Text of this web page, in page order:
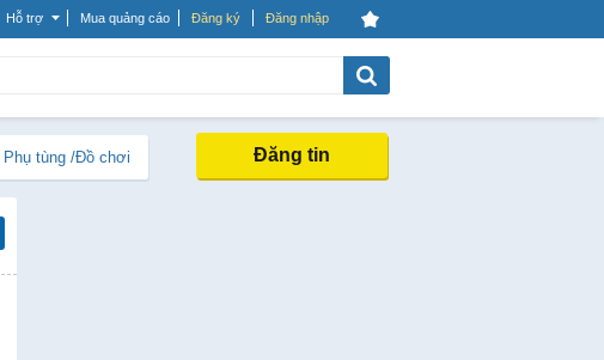
Hỗ trợ Mua quảng cáo Đăng ký Đăng nhập
Phụ tùng /Đồ chơi Đăng tin